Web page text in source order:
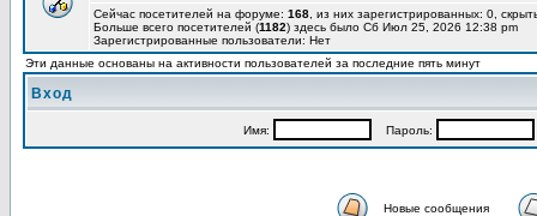
Сейчас посетителей на форуме: 168 , из них зарегистрированных: 0,
Больше всего посетителей (1182) здесь было Сб Июл 25, 2026 12:38 pm
Зарегистрированные пользователи: Нет
Эти данные основаны на активности пользователей за последние пять минут
Вход
Имя: Пароль:
Новые сообщения